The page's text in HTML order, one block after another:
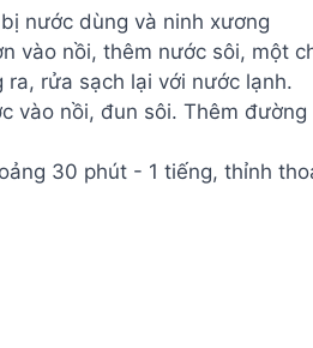
nước dùng và ninh xương
vào nồi, thêm nước sôi, một
rửa sạch lại với nước lạnh.
vào nồi, đun sôi. Thêm
30 phút - 1 tiếng, thỉnh